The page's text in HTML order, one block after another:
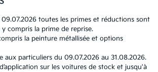
09.07.2026 toutes les primes et réductions sont
compris la prime de reprise.
la peinture métallisée et options
aux particuliers du 09.07.2026 au 31.08.2026.
sur les voitures de stock et jusqu'à